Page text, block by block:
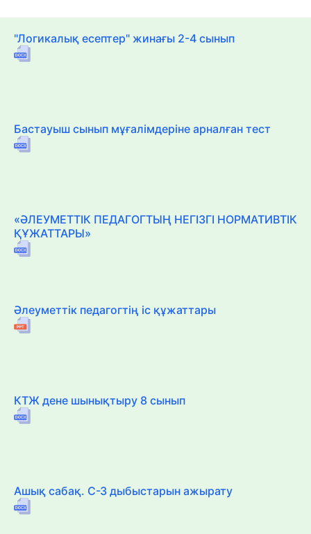
"Логикалық есептер" жинағы 2-4 сынып
Бастауыш сынып мұғалімдеріне арналған тест
«ӘЛЕУМЕТТІК ПЕДАГОГТЫҢ НЕГІЗГІ НОРМАТИВТІК
ҚҰЖАТТАРЫ»
Әлеуметтік педагогтің іс құжаттары
КТЖ дене шынықтыру 8 сынып
Ашық сабақ. С-З дыбыстарын ажырату